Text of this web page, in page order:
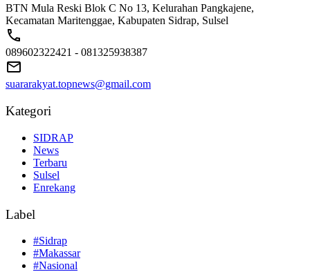
BTN Mula Reski Blok C No 13, Kelurahan Pangkajene,
Kecamatan Maritenggae, Kabupaten Sidrap, Sulsel
089602322421 - 081325938387
suararakyat.topnews@gmail.com
Kategori
SIDRAP
News
Terbaru
Sulsel
Enrekang
Label
#Sidrap
#Makassar
#Nasional